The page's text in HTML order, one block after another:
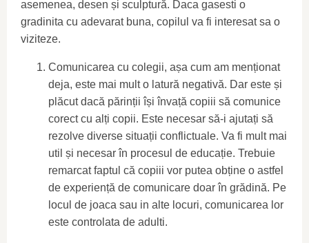
asemenea, desen și sculptură. Daca gasesti o
gradinita cu adevarat buna, copilul va fi interesat sa o
viziteze.
Comunicarea cu colegii, așa cum am menționat
deja, este mai mult o latură negativă. Dar este și
plăcut dacă părinții își învață copiii să comunice
corect cu alți copii. Este necesar să-i ajutați să
rezolve diverse situații conflictuale. Va fi mult mai
util și necesar în procesul de educație. Trebuie
remarcat faptul că copiii vor putea obține o astfel
de experiență de comunicare doar în grădină. Pe
locul de joaca sau in alte locuri, comunicarea lor
este controlata de adulti.